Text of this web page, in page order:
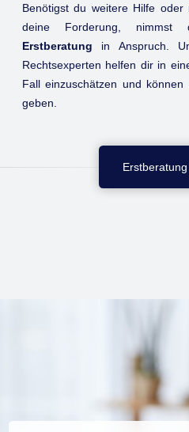
Benötigst du weitere Hilfe
deine Forderung,
Erstberatung in Anspruch.
Rechtsexperten helfen dir in
Fall einzuschätzen und können
geben.